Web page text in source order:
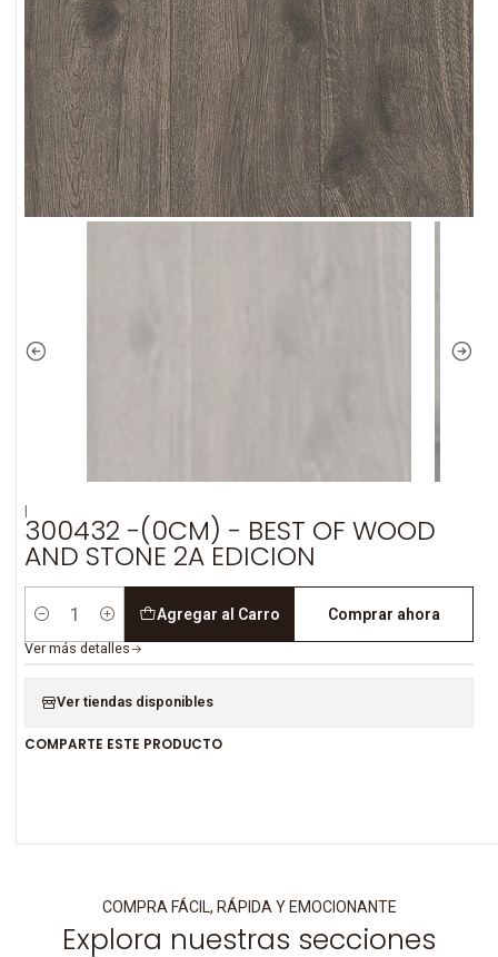
|
300432 -(0CM) - BEST OF WOOD
AND STONE 2A EDICION
Cantidad
Agregar al Carro Comprar ahora
Ver más detalles
Ver tiendas disponibles
COMPARTE ESTE PRODUCTO
COMPRA FÁCIL, RÁPIDA Y EMOCIONANTE
Explora nuestras secciones